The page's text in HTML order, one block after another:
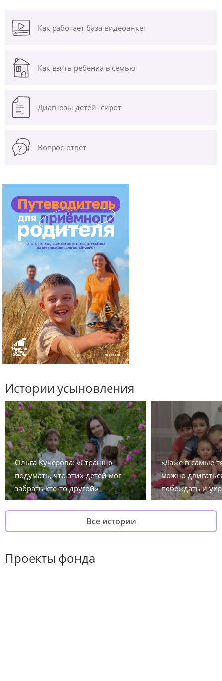
Как работает база видеоанкет
Как взять ребенка в семью
Диагнозы детей- сирот
Вопрос-ответ
Истории усыновления
Ольга Кучерова: «Страшно
подумать, что этих детей мог
забрать кто-то другой»
«Даже в самые
можно
побеждать и
Все истории
Проекты фонда